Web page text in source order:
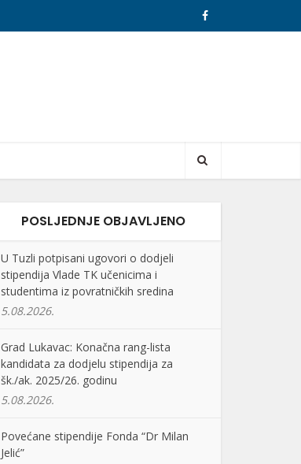
POSLJEDNJE OBJAVLJENO
U Tuzli potpisani ugovori o dodjeli
stipendija Vlade TK učenicima i
studentima iz povratničkih sredina
5.08.2026.
Grad Lukavac: Konačna rang-lista
kandidata za dodjelu stipendija za
šk./ak. 2025/26. godinu
5.08.2026.
Povećane stipendije Fonda “Dr Milan
Jelić”